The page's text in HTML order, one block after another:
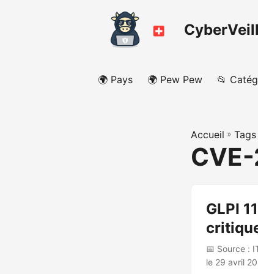
🌍 Pays 🌍 Pew Pew 📂
Accueil » Tags
GLPI
📅 Source :
le 29 avril